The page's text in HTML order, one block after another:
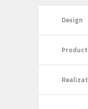
Design